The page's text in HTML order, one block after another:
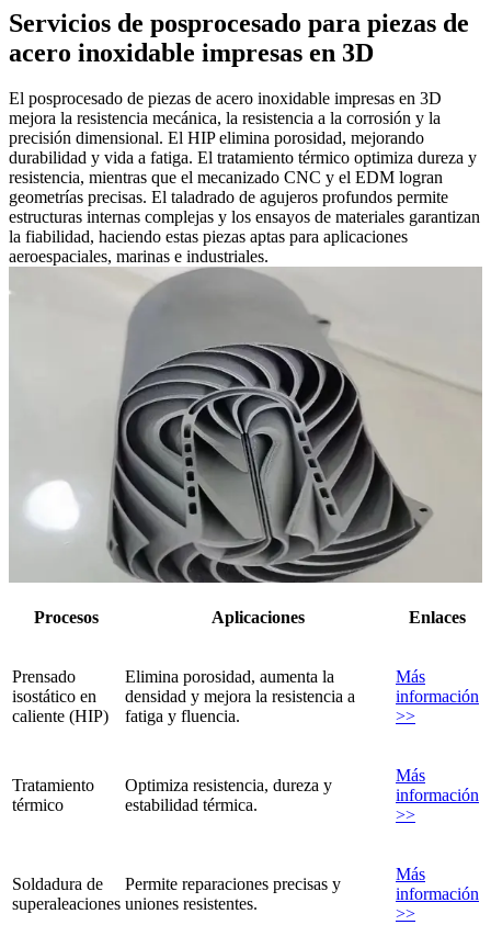
Servicios de posprocesado para piezas de
acero inoxidable impresas en 3D
El posprocesado de piezas de acero inoxidable impresas en 3D
mejora la resistencia mecánica, la resistencia a la corrosión y la
precisión dimensional. El HIP elimina porosidad, mejorando
durabilidad y vida a fatiga. El tratamiento térmico optimiza dureza y
resistencia, mientras que el mecanizado CNC y el EDM logran
geometrías precisas. El taladrado de agujeros profundos permite
estructuras internas complejas y los ensayos de materiales garantizan
la fiabilidad, haciendo estas piezas aptas para aplicaciones
aeroespaciales, marinas e industriales.
Procesos Aplicaciones Enlaces
Prensado
isostático en
caliente (HIP)
Elimina porosidad, aumenta la
densidad y mejora la resistencia a
fatiga y fluencia.
Más
información
>>
Tratamiento
térmico
Optimiza resistencia, dureza y
estabilidad térmica.
Más
información
>>
Soldadura de
superaleaciones
Permite reparaciones precisas y
uniones resistentes.
Más
información
>>